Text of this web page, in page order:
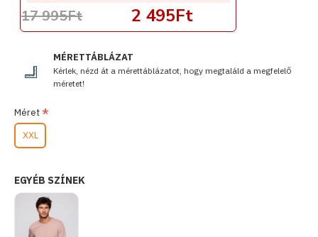
MÉRETTÁBLÁZAT
Kérlek, nézd át a mérettáblázatot, hogy megtaláld a megfelelő
méretet!
2 495Ft
17 995Ft
Méret
XXL
EGYÉB SZÍNEK